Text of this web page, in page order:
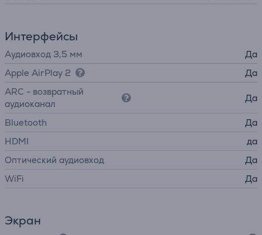
Интерфейсы
Аудиовход 3,5 мм
Да
Apple AirPlay 2
Да
ARC - возвратный
аудиоканал
Да
Bluetooth
Да
HDMI
да
Оптический аудиовход
Да
WiFi
Да
Экран